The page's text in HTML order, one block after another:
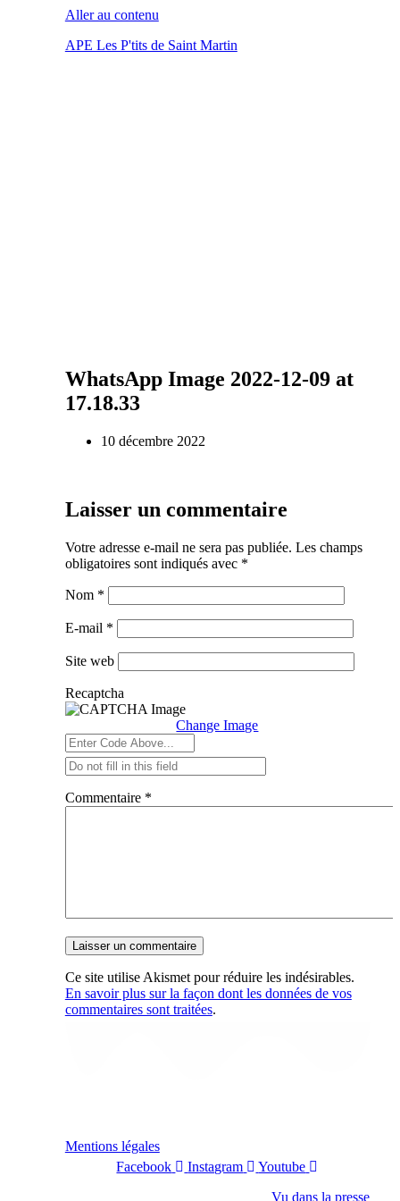
Aller au contenu
APE Les P'tits de Saint Martin
WhatsApp Image 2022-12-09 at
17.18.33
10 décembre 2022
Laisser un commentaire
Votre adresse e-mail ne sera pas publiée. Les champs
obligatoires sont indiqués avec *
Nom *
E-mail *
Site web
Recaptcha
Change Image
Commentaire *
Ce site utilise Akismet pour réduire les indésirables.
En savoir plus sur la façon dont les données de vos
commentaires sont traitées.
Mentions légales
Facebook
Instagram
Youtube
Vu dans la presse